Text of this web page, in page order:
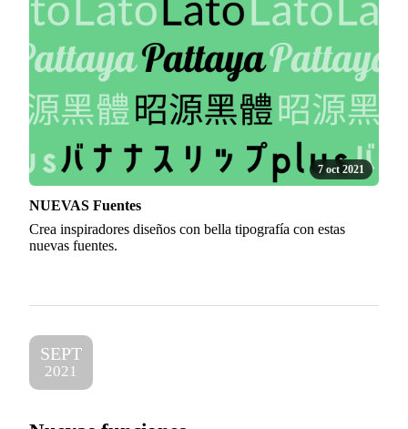
7 oct 2021
NUEVAS Fuentes
Crea inspiradores diseños con bella tipografía con estas
nuevas fuentes.
SEPT
2021